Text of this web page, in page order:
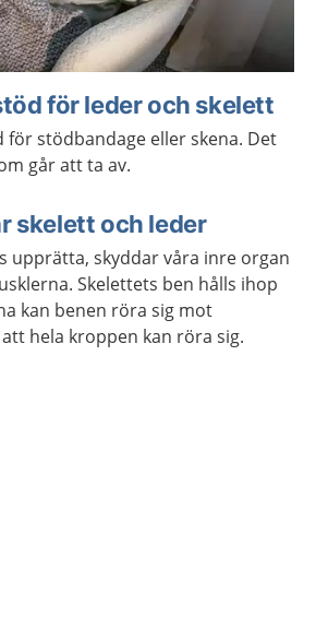
för leder och skelett
för stödbandage eller skena. Det
går att ta av.
skelett och leder
upprätta, skyddar våra inre organ
Skelettets ben hålls ihop
kan benen röra sig mot
hela kroppen kan röra sig.